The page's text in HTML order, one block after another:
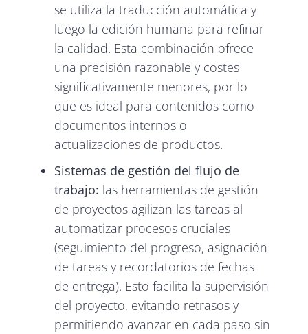
se utiliza la traducción automática y
luego la edición humana para refinar
la calidad. Esta combinación ofrece
una precisión razonable y costes
significativamente menores, por lo
que es ideal para contenidos como
documentos internos o
actualizaciones de productos.
Sistemas de gestión del flujo de
trabajo: las herramientas de gestión
de proyectos agilizan las tareas al
automatizar procesos cruciales
(seguimiento del progreso, asignación
de tareas y recordatorios de fechas
de entrega). Esto facilita la supervisión
del proyecto, evitando retrasos y
permitiendo avanzar en cada paso sin